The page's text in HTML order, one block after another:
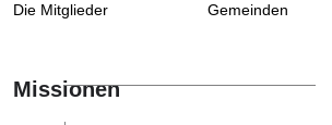
Die Mitglieder Gemeinden
Missionen